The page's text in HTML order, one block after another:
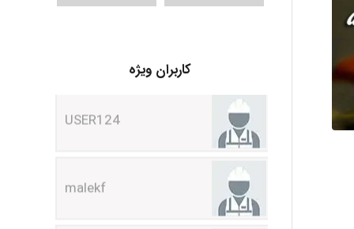
کاربران ویژه
malekf
abolfazlkoshehe